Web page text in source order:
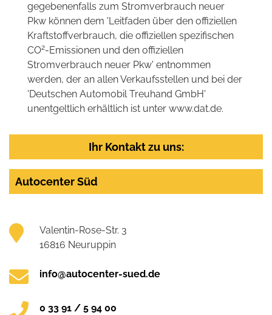
gegebenenfalls zum Stromverbrauch neuer
Pkw können dem 'Leitfaden über den offiziellen
Kraftstoffverbrauch, die offiziellen spezifischen
CO2-Emissionen und den offiziellen
Stromverbrauch neuer Pkw' entnommen
werden, der an allen Verkaufsstellen und bei der
'Deutschen Automobil Treuhand GmbH'
unentgeltlich erhältlich ist unter www.dat.de.
Ihr Kontakt zu uns:
Autocenter Süd
Valentin-Rose-Str. 3
16816 Neuruppin
info@autocenter-sued.de
0 33 91 / 5 94 00